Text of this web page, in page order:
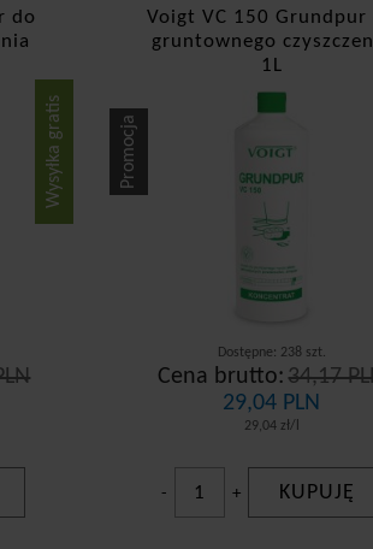
do
Wysyłka gratis
Voigt VC 150 Grundpur
gruntownego
1L
Dostępne: 238 szt.
Cena brutto: 34,17
29,04 PLN
29,04 zł/l
Promocja
- + KUPUJĘ